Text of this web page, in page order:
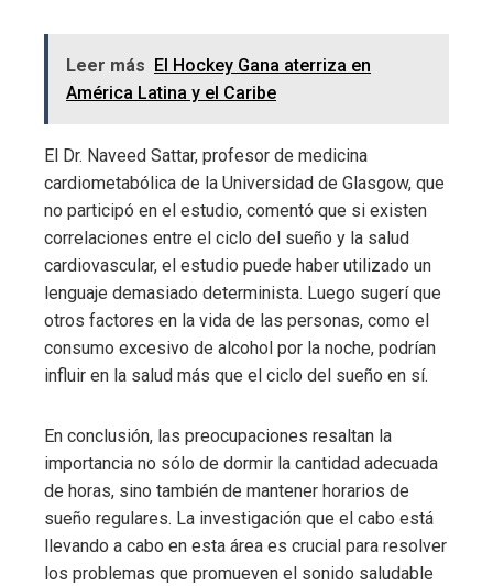
Leer más El Hockey Gana aterriza en
América Latina y el Caribe
El Dr. Naveed Sattar, profesor de medicina
cardiometabólica de la Universidad de Glasgow, que
no participó en el estudio, comentó que si existen
correlaciones entre el ciclo del sueño y la salud
cardiovascular, el estudio puede haber utilizado un
lenguaje demasiado determinista. Luego sugerí que
otros factores en la vida de las personas, como el
consumo excesivo de alcohol por la noche, podrían
influir en la salud más que el ciclo del sueño en sí.
En conclusión, las preocupaciones resaltan la
importancia no sólo de dormir la cantidad adecuada
de horas, sino también de mantener horarios de
sueño regulares. La investigación que el cabo está
llevando a cabo en esta área es crucial para resolver
los problemas que promueven el sonido saludable